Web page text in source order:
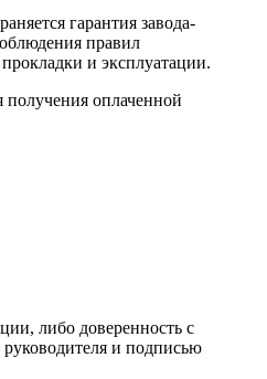
гарантия завода-
правил
и эксплуатации.
оплаченной
либо доверенность с
и подписью